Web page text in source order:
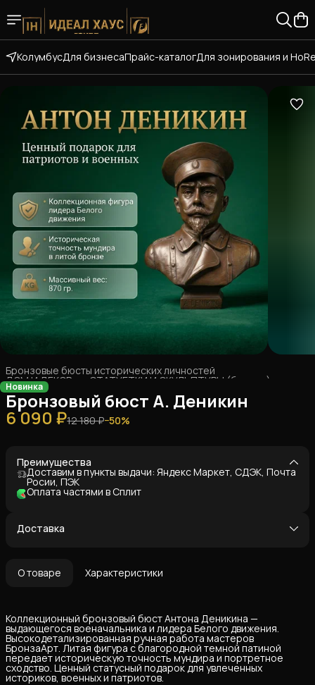
КолумбусДля бизнесаПрайс-каталогДля зонирования и
Бронзовые бюсты исторических личностей
СТАТУЕТКИ И СКУЛЬПТУРЫ (бронза)
ДОМ И ДЕКОР
Главная
Новинка
Бронзовый бюст А. Деникин
6 090 ₽12 180 ₽−50%
Преимущества
Доставим в пункты выдачи: Яндекс Маркет, СДЭК, Почта
Росии, ПЭК
Оплата частями в Сплит
Доставка
О товаре Характеристики
Коллекционный бронзовый бюст Антона Деникина —
выдающегося военачальника и лидера Белого движения.
Высокодетализированная ручная работа мастеров
БронзаАрт. Литая фигура с благородной темной патиной
передает историческую точность мундира и портретное
сходство. Ценный статусный подарок для увлеченных
историков, военных и патриотов.